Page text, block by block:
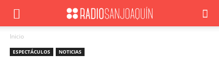
Inicio
ESPECTÁCULOS NOTICIAS